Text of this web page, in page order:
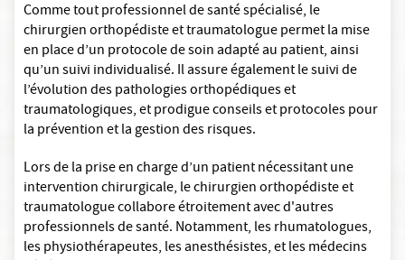
Comme tout professionnel de santé spécialisé, le
chirurgien orthopédiste et traumatologue permet la mise
en place d’un protocole de soin adapté au patient, ainsi
qu’un suivi individualisé. Il assure également le suivi de
l’évolution des pathologies orthopédiques et
traumatologiques, et prodigue conseils et protocoles pour
la prévention et la gestion des risques.
Lors de la prise en charge d’un patient nécessitant une
intervention chirurgicale, le chirurgien orthopédiste et
traumatologue collabore étroitement avec d'autres
professionnels de santé. Notamment, les rhumatologues,
les physiothérapeutes, les anesthésistes, et les médecins